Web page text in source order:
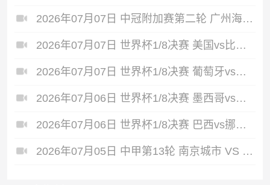
2026年07月07日 中冠附加赛第二轮 广州海珠醒派 VS 吴川青年 全场录像
2026年07月07日 世界杯1/8决赛 美国vs比利时 全场录像
2026年07月07日 世界杯1/8决赛 葡萄牙vs西班牙 全场录像
2026年07月06日 世界杯1/8决赛 墨西哥vs英格兰 全场录像
2026年07月06日 世界杯1/8决赛 巴西vs挪威 全场录像
2026年07月05日 中甲第13轮 南京城市 VS 佛山南狮 全场录像